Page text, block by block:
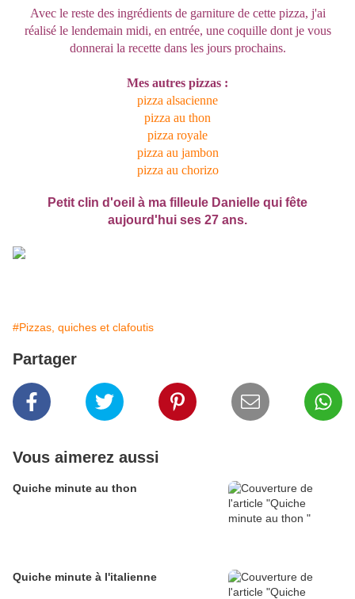
Avec le reste des ingrédients de garniture de cette pizza, j'ai
réalisé le lendemain midi, en entrée, une coquille dont je vous
donnerai la recette dans les jours prochains.
Mes autres pizzas :
pizza alsacienne
pizza au thon
pizza royale
pizza au jambon
pizza au chorizo
Petit clin d'oeil à ma filleule Danielle qui fête
aujourd'hui ses 27 ans.
#Pizzas, quiches et clafoutis
Partager
Vous aimerez aussi
Quiche minute au thon
Quiche minute à l'italienne